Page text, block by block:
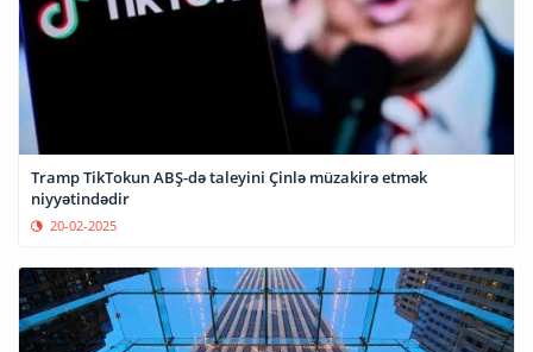
Tramp TikTokun ABŞ-də taleyini Çinlə müzakirə etmək
niyyətindədir
20-02-2025